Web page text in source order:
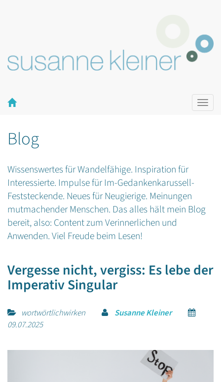
ein-/
Blog
Wissenswertes für Wandelfähige. Inspiration für
Interessierte. Impulse für Im-Gedankenkarussell-
Feststeckende. Neues für Neugierige. Meinungen
mutmachender Menschen. Das alles hält mein Blog
bereit, also: Content zum Verinnerlichen und
Anwenden. Viel Freude beim Lesen!
Vergesse nicht, vergiss: Es lebe der
Imperativ Singular
wortwörtlichwirken
Susanne Kleiner
09.07.2025